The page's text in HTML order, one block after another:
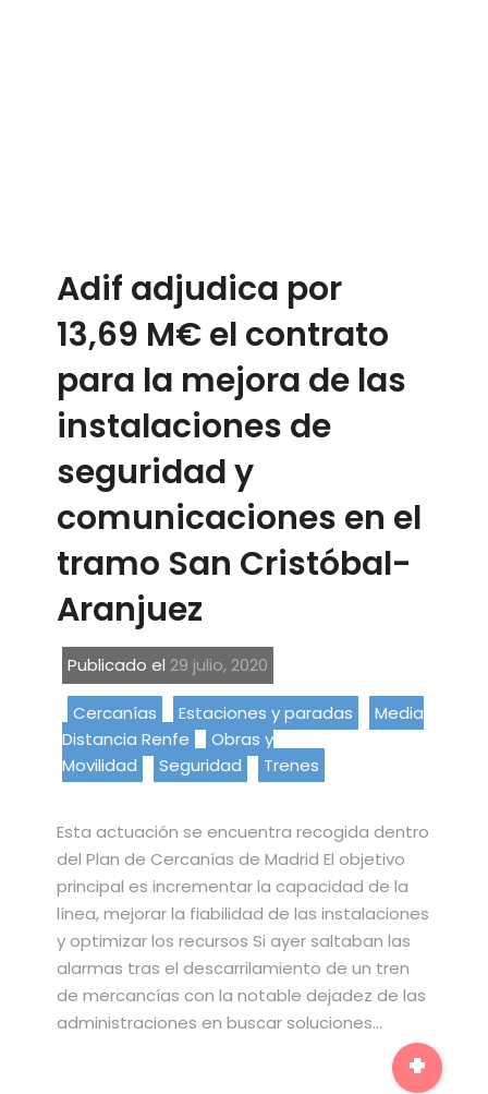
Adif adjudica por
13,69 M€ el contrato
para la mejora de las
instalaciones de
seguridad y
comunicaciones en el
tramo San Cristóbal-
Aranjuez
Publicado el 29 julio, 2020
Cercanías Estaciones y paradas
Media
Distancia Renfe
Obras y
Movilidad
Seguridad Trenes
Esta actuación se encuentra recogida dentro
del Plan de Cercanías de Madrid El objetivo
principal es incrementar la capacidad de la
línea, mejorar la fiabilidad de las instalaciones
y optimizar los recursos Si ayer saltaban las
alarmas tras el descarrilamiento de un tren
de mercancías con la notable dejadez de las
administraciones en buscar soluciones…
+